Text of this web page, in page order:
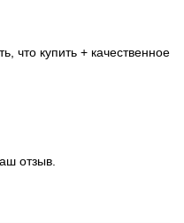
что купить + качественное
отзыв.